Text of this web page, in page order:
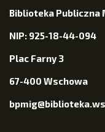
Biblioteka Publiczna
NIP: 925-18-44-094
Plac Farny 3
67-400 Wschowa